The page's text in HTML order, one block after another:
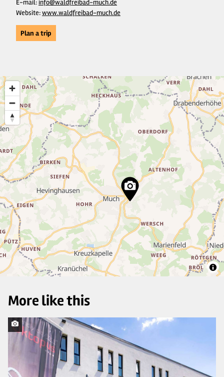
E-mail:info@waldfreibad-much.de
Website:www.waldfreibad-much.de
Plan a trip
21
3
2
More like this